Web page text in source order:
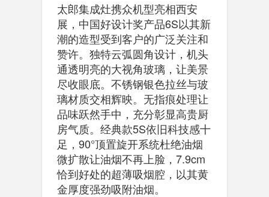
太郎集成灶携众机型亮相西安
展，中国好设计奖产品6S以其新
潮的造型受到客户的广泛关注和
赞许。独特云弧圆角设计，机头
通透明亮的大视角玻璃，让美景
尽收眼底。不锈钢银色拉丝与玻
璃材质交相辉映。无指痕处理让
品味跃然手中，充分彰显高贵厨
房气质。经典款5S依旧科技感十
足，90°顶置旋开系统杜绝油烟
微扩散让油烟不再上脸，7.9cm
恰到好处的超薄吸烟腔，以其黄
金厚度强劲吸附油烟。